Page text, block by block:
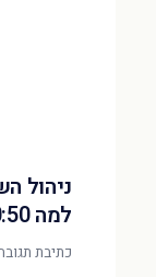
ניהול
למה 50:50 מנצח בפרישה
כתיבת